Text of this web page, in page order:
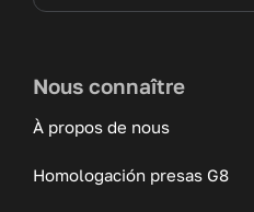
Nous connaître
À propos de nous
Homologación presas G8